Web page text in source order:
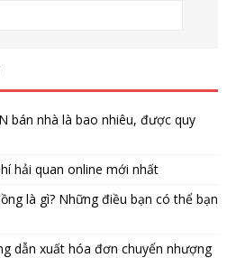
bán nhà là bao nhiêu, được quy
hải quan online mới nhất
là gì? Những điều bạn có thể bạn
dẫn xuất hóa đơn chuyển nhượng